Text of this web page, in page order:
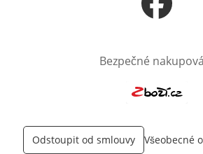
Otevře v
Bezpečné
Odstoupit od smlouvy
Všeobecné